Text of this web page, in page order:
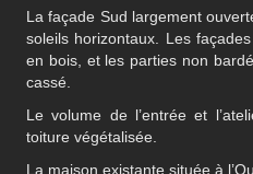
La façade Sud largement
soleils horizontaux. Les
en bois, et les parties non
cassé.
Le volume de l’entrée et
toiture végétalisée.
La maison existante située à